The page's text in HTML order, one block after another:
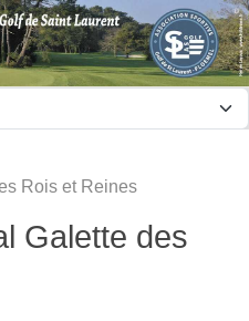
Rois et Reines
Galette des